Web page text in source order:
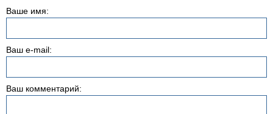
Ваше имя:
Ваш e-mail:
Ваш комментарий: